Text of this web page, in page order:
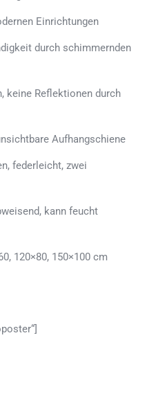
Einrichtungen
durch schimmernden
keine Reflektionen durch
Aufhangschiene
federleicht, zwei
kann feucht
120×80, 150×100 cm